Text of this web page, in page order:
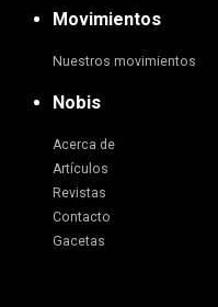
Movimientos
Nuestros movimientos
Nobis
Acerca de
Artículos
Revistas
Contacto
Gacetas